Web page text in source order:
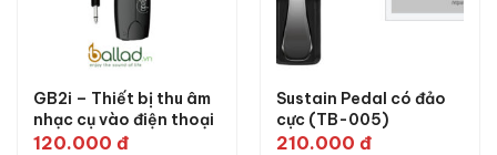
GB2i – Thiết bị thu âm
nhạc cụ vào điện thoại
120.000 đ
Sustain Pedal có đảo
cực (TB-005)
210.000 đ